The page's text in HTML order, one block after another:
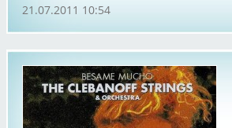
21.07.2011 10:54